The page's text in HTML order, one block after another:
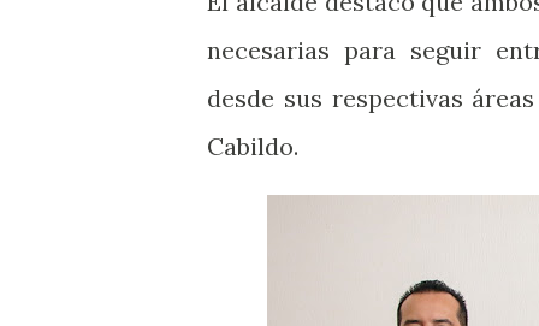
necesarias para seguir
desde sus respectivas
Cabildo.